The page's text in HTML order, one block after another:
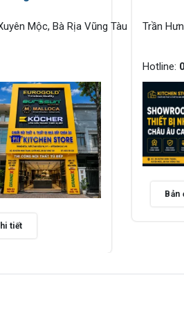
Mộc, Bà Rịa Vũng Tàu
tiết
Trần
Hotline:
Bản